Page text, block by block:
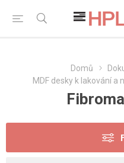
Domů
MDF desky k lakování a